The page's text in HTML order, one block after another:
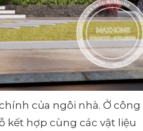
của ngôi nhà. Ở công
kết hợp cùng các vật liệu